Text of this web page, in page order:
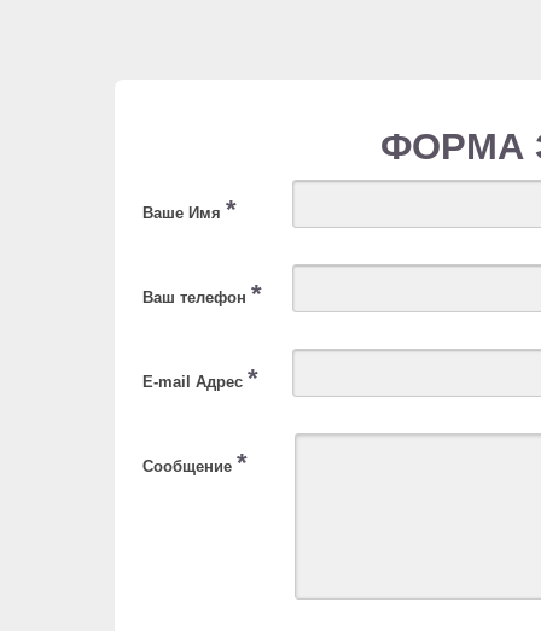
ФОРМА
Ваше Имя *
Ваш телефон *
E-mail Адрес *
Сообщение *